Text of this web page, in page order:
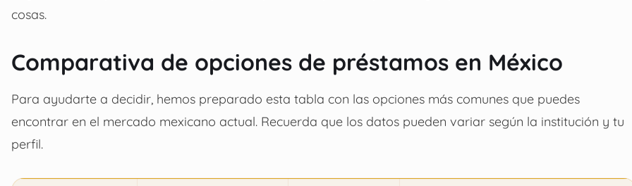
cosas.
Comparativa de opciones de préstamos en México
Para ayudarte a decidir, hemos preparado esta tabla con las opciones más comunes que puedes
encontrar en el mercado mexicano actual. Recuerda que los datos pueden variar según la institución y tu
perfil.